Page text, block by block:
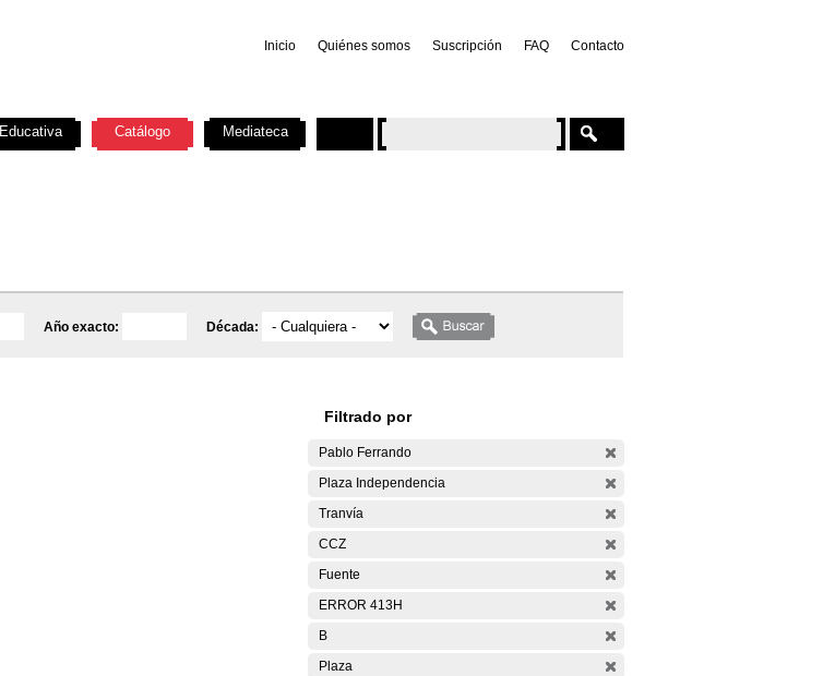
Inicio Quiénes somos Suscripción FAQ Contacto
Año exacto: Década:
Filtrado por
Pablo Ferrando
Plaza Independencia
Tranvía
CCZ
Fuente
ERROR 413H
B
Plaza
Educativa Catálogo Mediateca